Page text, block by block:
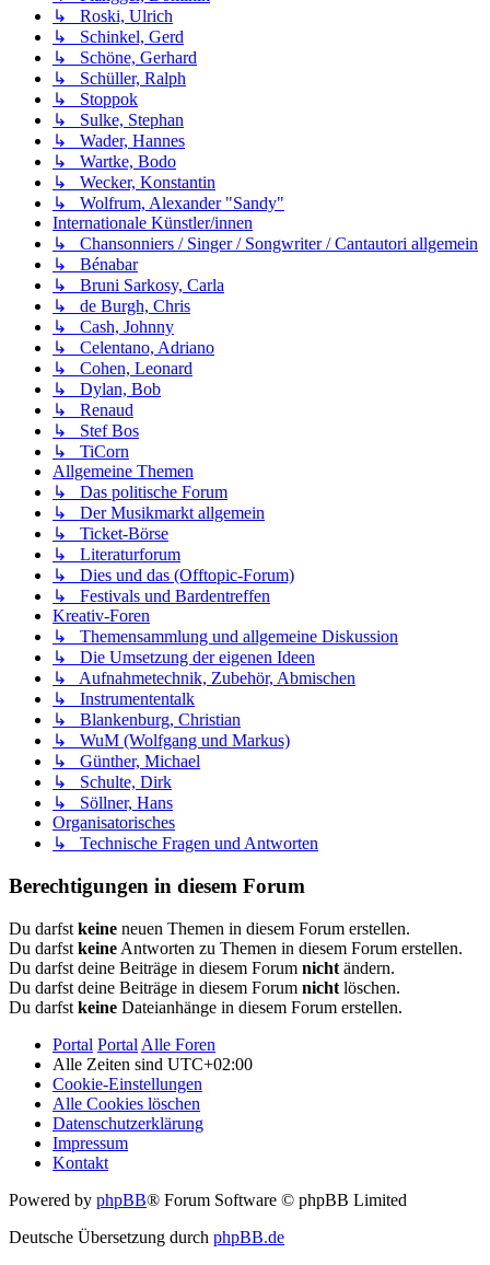
↳ Roski, Ulrich
↳ Schinkel, Gerd
↳ Schöne, Gerhard
↳ Schüller, Ralph
↳ Stoppok
↳ Sulke, Stephan
↳ Wader, Hannes
↳ Wartke, Bodo
↳ Wecker, Konstantin
↳ Wolfrum, Alexander "Sandy"
Internationale Künstler/innen
↳ Chansonniers / Singer / Songwriter / Cantautori allgemein
↳ Bénabar
↳ Bruni Sarkosy, Carla
↳ de Burgh, Chris
↳ Cash, Johnny
↳ Celentano, Adriano
↳ Cohen, Leonard
↳ Dylan, Bob
↳ Renaud
↳ Stef Bos
↳ TiCorn
Allgemeine Themen
↳ Das politische Forum
↳ Der Musikmarkt allgemein
↳ Ticket-Börse
↳ Literaturforum
↳ Dies und das (Offtopic-Forum)
↳ Festivals und Bardentreffen
Kreativ-Foren
↳ Themensammlung und allgemeine Diskussion
↳ Die Umsetzung der eigenen Ideen
↳ Aufnahmetechnik, Zubehör, Abmischen
↳ Instrumententalk
↳ Blankenburg, Christian
↳ WuM (Wolfgang und Markus)
↳ Günther, Michael
↳ Schulte, Dirk
↳ Söllner, Hans
Organisatorisches
↳ Technische Fragen und Antworten
Berechtigungen in diesem Forum
Du darfst keine neuen Themen in diesem Forum erstellen.
Du darfst keine Antworten zu Themen in diesem Forum erstellen.
Du darfst deine Beiträge in diesem Forum nicht ändern.
Du darfst deine Beiträge in diesem Forum nicht löschen.
Du darfst keine Dateianhänge in diesem Forum erstellen.
Portal Portal Alle Foren
Alle Zeiten sind UTC+02:00
Cookie-Einstellungen
Alle Cookies löschen
Datenschutzerklärung
Impressum
Kontakt
Powered by phpBB® Forum Software © phpBB Limited
Deutsche Übersetzung durch phpBB.de